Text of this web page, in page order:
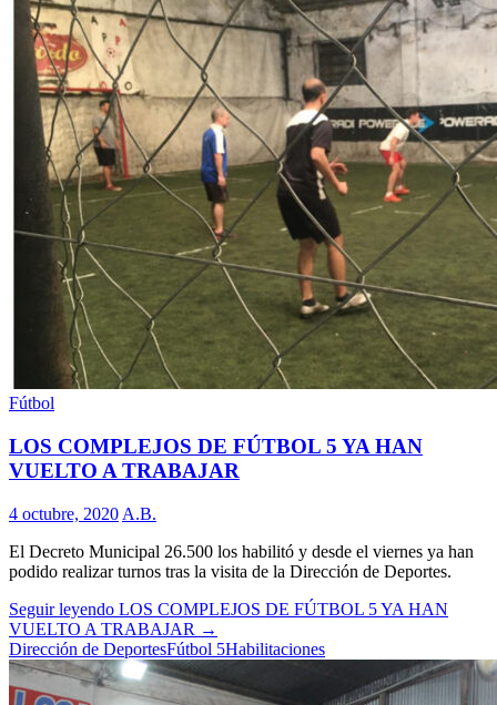
Fútbol
LOS COMPLEJOS DE FÚTBOL 5 YA HAN
VUELTO A TRABAJAR
4 octubre, 2020 A.B.
El Decreto Municipal 26.500 los habilitó y desde el viernes ya han
podido realizar turnos tras la visita de la Dirección de Deportes.
Seguir leyendo LOS COMPLEJOS DE FÚTBOL 5 YA HAN
VUELTO A TRABAJAR →
Dirección de DeportesFútbol 5Habilitaciones